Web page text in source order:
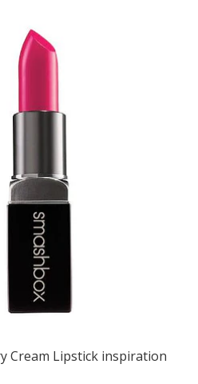
Cream Lipstick inspiration